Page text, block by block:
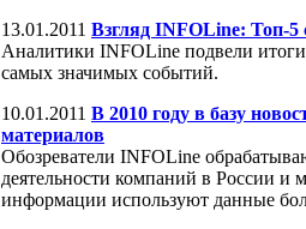
13.01.2011 Взгляд INFOLine: Топ-5
Аналитики INFOLine подвели итоги
самых значимых событий.
10.01.2011 В 2010 году в базу
материалов
Обозреватели INFOLine
деятельности компаний в России и
информации используют данные